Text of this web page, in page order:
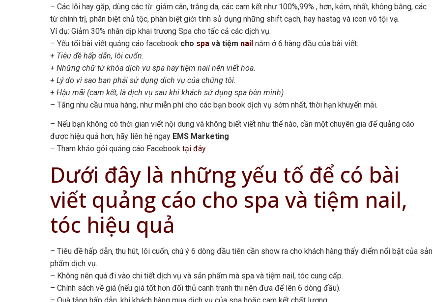
– Các lỗi hay gặp, dùng các từ: giảm cân, trắng da, các cam kết như 100%,99% , hơn, kém, nhất, không bằng, các
từ chính trị, phân biệt chủ tộc, phân biệt giới tính sử dụng những shift cạch, hay hastag và icon vô tội vạ.
Ví dụ: Giảm 30% nhân dịp khai trương Spa cho tấc cả các dịch vụ.
– Yếu tối bài viết quảng cáo facebook cho spa và tiệm nail nằm ở 6 hàng đầu của bài viết:
+ Tiêu đề hấp dẫn, lôi cuốn.
+ Những chữ từ khóa dịch vu spa hay tiệm nail nên viết hoa.
+ Lý do vì sao bạn phải sử dụng dịch vụ của chúng tôi.
+ Hậu mãi (cam kết, là dịch vụ sau khi khách sử dụng spa bên mình).
– Tăng nhu cầu mua hàng, như miễn phí cho các bạn book dịch vụ sớm nhất, thời hạn khuyến mãi.
– Nếu bạn không có thời gian viết nội dung và không biết viết như thế nào, cần một chuyên gia để quảng cáo
được hiệu quả hơn, hãy liên hệ ngay EMS Marketing
– Tham khảo gói quảng cáo Facebook tại đây
Dưới đây là những yếu tố để có bài
viết quảng cáo cho spa và tiệm nail,
tóc hiệu quả
– Tiêu đề hấp dẫn, thu hút, lôi cuốn, chú ý 6 dòng đầu tiên cần show ra cho khách hàng thấy điểm nổi bật của sản
phẩm dịch vụ.
– Không nên quá đi vào chi tiết dịch vụ và sản phẩm mà spa và tiệm nail, tóc cung cấp.
– Chính sách về giá (nếu giá tốt hơn đối thủ canh tranh thi nên đưa để lên 6 dòng đầu).